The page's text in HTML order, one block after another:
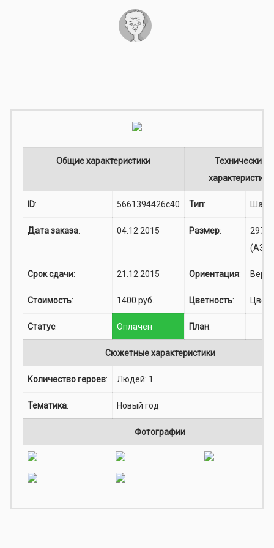
Общие характеристики
Технические
характеристики
ID: 5661394426c40 Тип: Шарж
Дата заказа: 04.12.2015 Размер:
(A3)
Срок сдачи: 21.12.2015 Ориентация:
Стоимость: 1400 руб. Цветность:
Статус: Оплачен План:
Сюжетные характеристики
Количество героев: Людей: 1
Тематика: Новый год
Фотографии